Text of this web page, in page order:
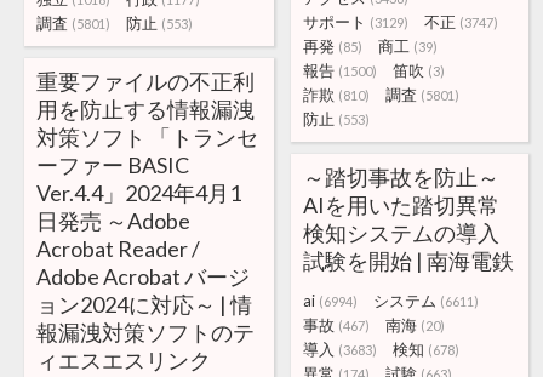
調査 (5801) 防止 (553) サポート (3129) 不正 (3747)
再発 (85) 商工 (39)
報告 (1500) 笛吹 (3)
詐欺 (810) 調査 (5801)
防止 (553)
重要ファイルの不正利
用を防止する情報漏洩
対策ソフト 「トランセ
ーファー BASIC
Ver.4.4」2024年4月1
日発売 ～Adobe
Acrobat Reader /
Adobe Acrobat バージ
ョン2024に対応～ | 情
報漏洩対策ソフトのテ
ィエスエスリンク
～踏切事故を防止～
AIを用いた踏切異常
検知システムの導入
試験を開始 | 南海電鉄
ai (6994) システム (6611)
事故 (467) 南海 (20)
導入 (3683) 検知 (678)